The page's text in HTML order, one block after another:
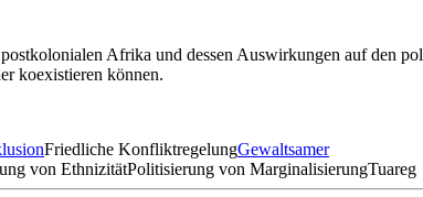
Afrika und dessen Auswirkungen auf den
koexistieren können.
Friedliche KonfliktregelungGewaltsamer
von EthnizitätPolitisierung von MarginalisierungTuareg